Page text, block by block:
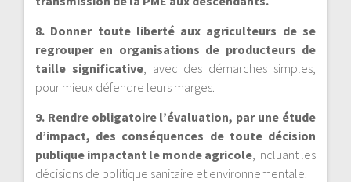
8. Donner toute liberté aux agriculteurs de se
regrouper en organisations de producteurs de
taille significative, avec des démarches simples,
pour mieux défendre leurs marges.
9. Rendre obligatoire l’évaluation, par une étude
d’impact, des conséquences de toute décision
publique impactant le monde agricole , incluant les
décisions de politique sanitaire et environnementale.